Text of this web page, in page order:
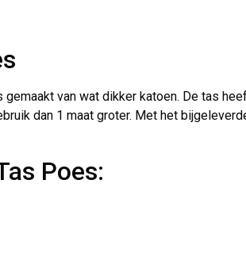
van wat dikker katoen. De tas
dan 1 maat groter. Met het
Poes: